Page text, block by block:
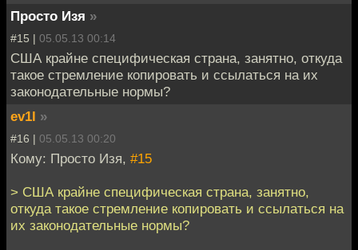
Просто Изя »
#15 | 05.05.13 00:14
США крайне специфическая страна, занятно, откуда
такое стремление копировать и ссылаться на их
законодательные нормы?
ev1l »
#16 | 05.05.13 00:20
Кому: Просто Изя, #15
> США крайне специфическая страна, занятно,
откуда такое стремление копировать и ссылаться на
их законодательные нормы?